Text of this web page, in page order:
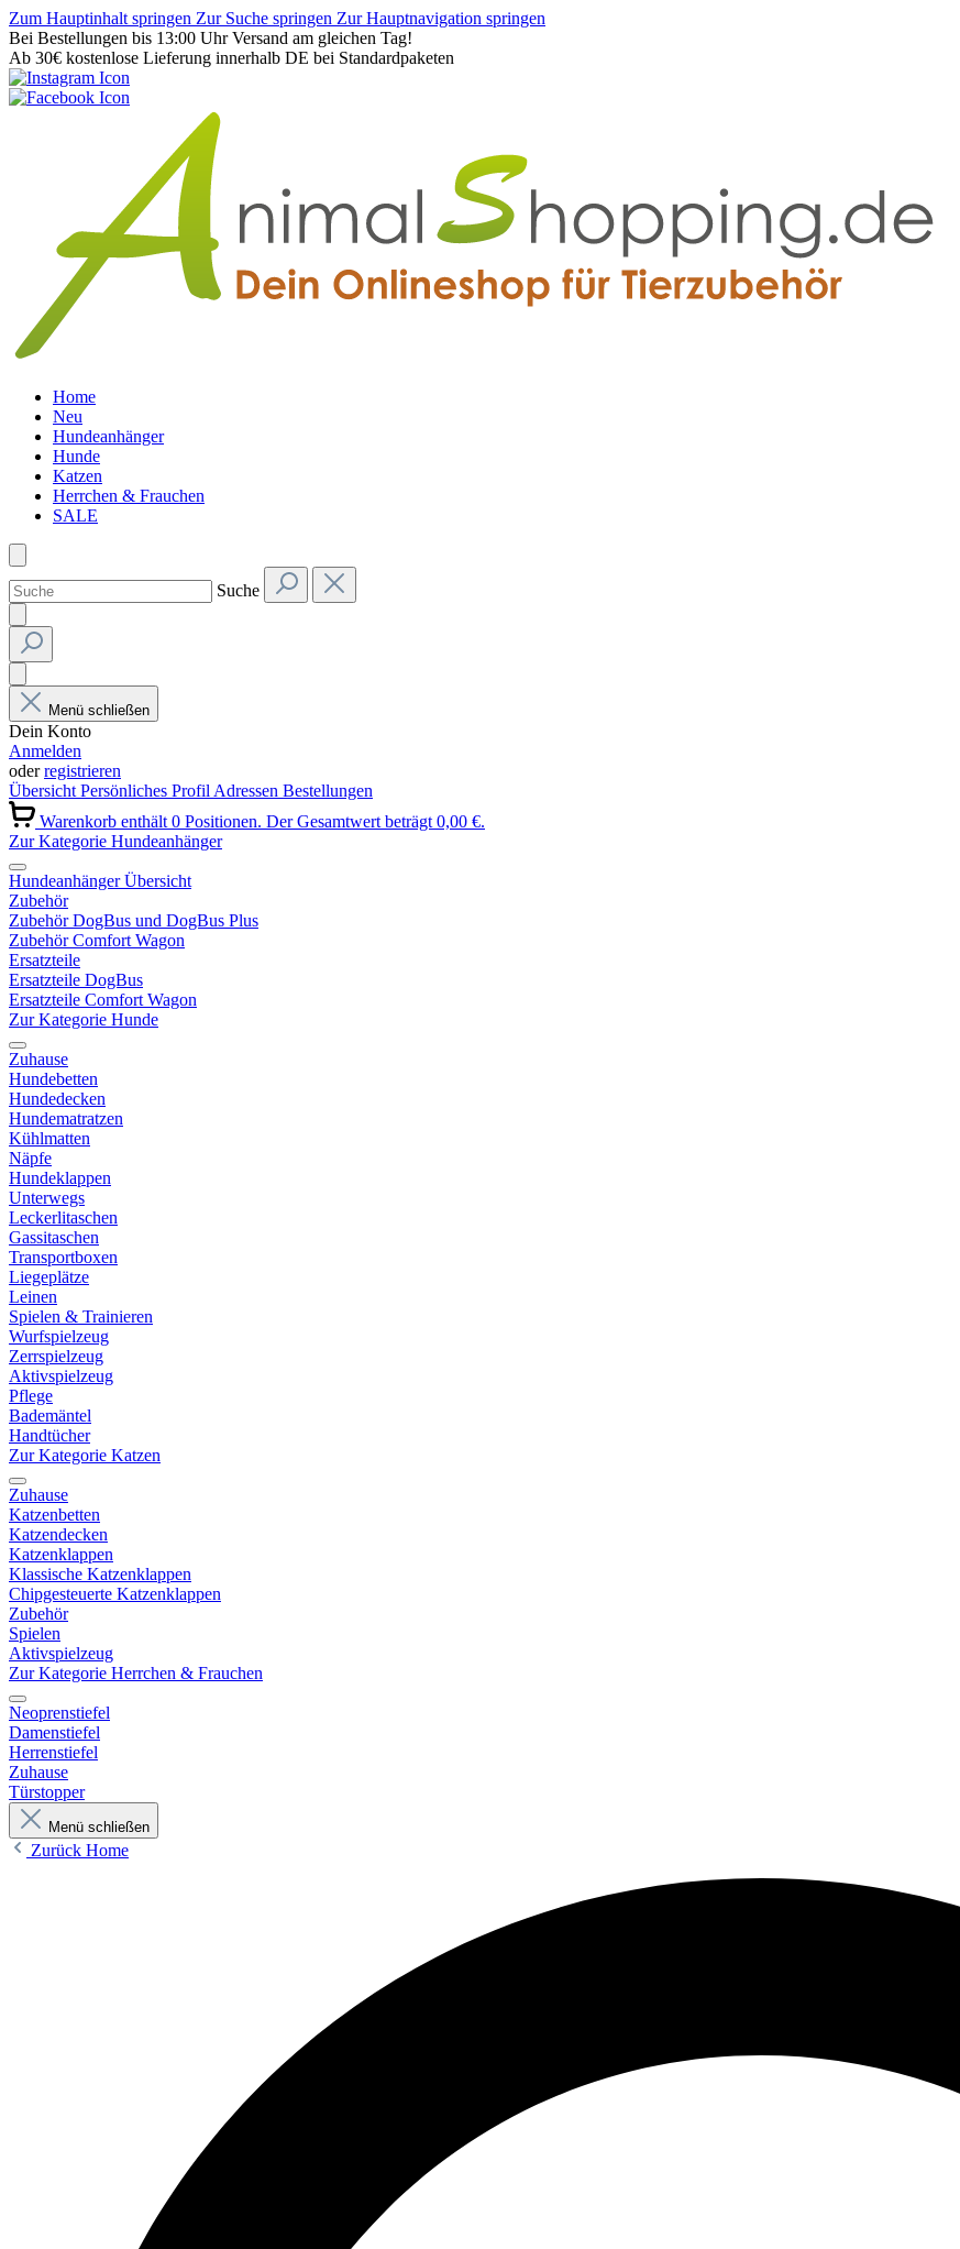
Zum Hauptinhalt springen Zur Suche springen Zur Hauptnavigation springen
Bei Bestellungen bis 13:00 Uhr Versand am gleichen Tag!
Ab 30€ kostenlose Lieferung innerhalb DE bei Standardpaketen
Home
Neu
Hundeanhänger
Hunde
Katzen
Herrchen & Frauchen
SALE
Suche
Menü schließen
Dein Konto
Anmelden
oderregistrieren
ÜbersichtPersönliches ProfilAdressen Bestellungen
Warenkorb enthält 0 Positionen. Der Gesamtwert beträgt 0,00 €.
Zur Kategorie Hundeanhänger
Hundeanhänger Übersicht
Zubehör
Zubehör DogBus und DogBus Plus
Zubehör Comfort Wagon
Ersatzteile
Ersatzteile DogBus
Ersatzteile Comfort Wagon
Zur Kategorie Hunde
Zuhause
Hundebetten
Hundedecken
Hundematratzen
Kühlmatten
Näpfe
Hundeklappen
Unterwegs
Leckerlitaschen
Gassitaschen
Transportboxen
Liegeplätze
Leinen
Spielen & Trainieren
Wurfspielzeug
Zerrspielzeug
Aktivspielzeug
Pflege
Bademäntel
Handtücher
Zur Kategorie Katzen
Zuhause
Katzenbetten
Katzendecken
Katzenklappen
Klassische Katzenklappen
Chipgesteuerte Katzenklappen
Zubehör
Spielen
Aktivspielzeug
Zur Kategorie Herrchen & Frauchen
Neoprenstiefel
Damenstiefel
Herrenstiefel
Zuhause
Türstopper
Menü schließen
Zurück Home